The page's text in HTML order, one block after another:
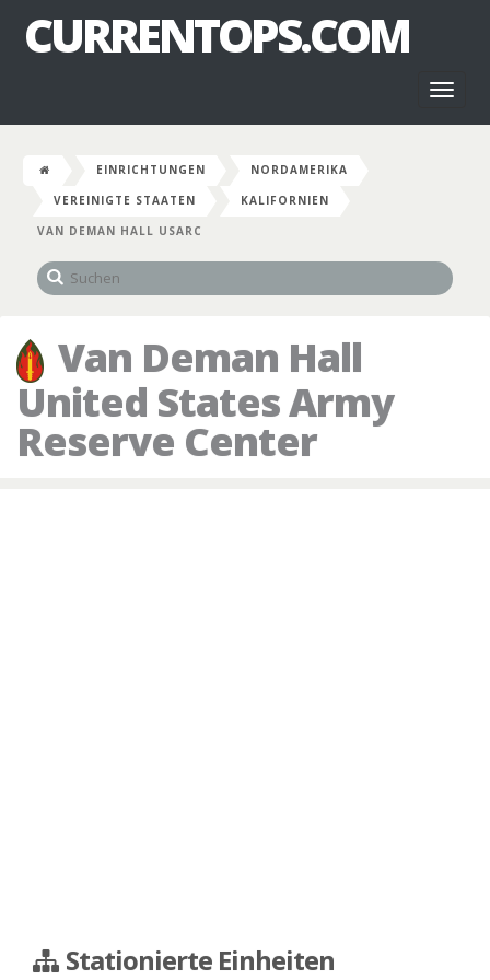
CURRENTOPS.COM
EINRICHTUNGEN
NORDAMERIKA
VEREINIGTE STAATEN
KALIFORNIEN
VAN DEMAN HALL USARC
Van Deman Hall
United States Army
Reserve Center
Stationierte Einheiten